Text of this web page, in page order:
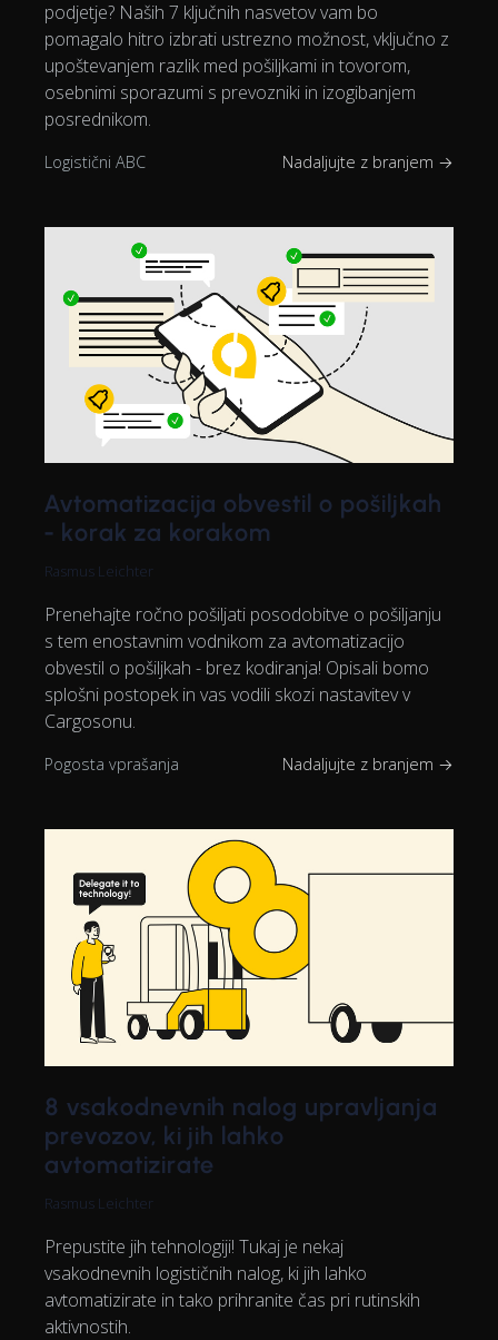
podjetje? Naših 7 ključnih nasvetov vam bo
pomagalo hitro izbrati ustrezno možnost, vključno z
upoštevanjem razlik med pošiljkami in tovorom,
osebnimi sporazumi s prevozniki in izogibanjem
posrednikom.
Logistični ABC Nadaljujte z branjem →
Avtomatizacija obvestil o pošiljkah
- korak za korakom
Rasmus Leichter
Prenehajte ročno pošiljati posodobitve o pošiljanju
s tem enostavnim vodnikom za avtomatizacijo
obvestil o pošiljkah - brez kodiranja! Opisali bomo
splošni postopek in vas vodili skozi nastavitev v
Cargosonu.
Pogosta vprašanja Nadaljujte z branjem →
8 vsakodnevnih nalog upravljanja
prevozov, ki jih lahko
avtomatizirate
Rasmus Leichter
Prepustite jih tehnologiji! Tukaj je nekaj
vsakodnevnih logističnih nalog, ki jih lahko
avtomatizirate in tako prihranite čas pri rutinskih
aktivnostih.